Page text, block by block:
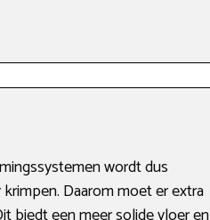
wordt dus
Daarom moet er extra